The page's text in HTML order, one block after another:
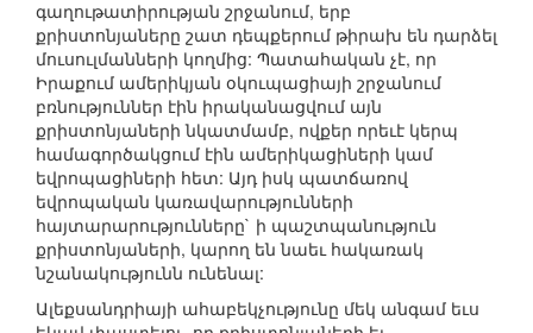
գաղութատիրության շրջանում, երբ
քրիստոնյաները շատ դեպքերում թիրախ են դարձել
մուսուլմանների կողմից: Պատահական չէ, որ
Իրաքում ամերիկյան օկուպացիայի շրջանում
բռնություններ էին իրականացվում այն
քրիստոնյաների նկատմամբ, ովքեր որեւէ կերպ
համագործակցում էին ամերիկացիների կամ
եվրոպացիների հետ: Այդ իսկ պատճառով
եվրոպական կառավարությունների
հայտարարությունները` ի պաշտպանություն
քրիստոնյաների, կարող են նաեւ հակառակ
նշանակությունն ունենալ:
Ալեքսանդրիայի ահաբեկչությունը մեկ անգամ եւս